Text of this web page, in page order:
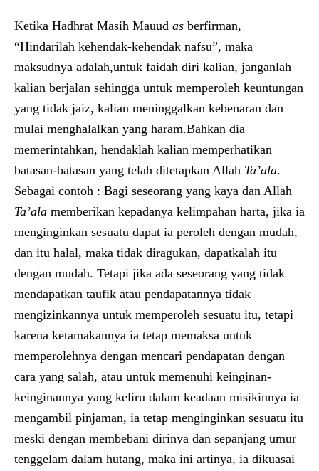
Ketika Hadhrat Masih Mauud as berfirman,
“Hindarilah kehendak-kehendak nafsu”, maka
maksudnya adalah,untuk faidah diri kalian, janganlah
kalian berjalan sehingga untuk memperoleh keuntungan
yang tidak jaiz, kalian meninggalkan kebenaran dan
mulai menghalalkan yang haram.Bahkan dia
memerintahkan, hendaklah kalian memperhatikan
batasan-batasan yang telah ditetapkan Allah Ta’ala.
Sebagai contoh : Bagi seseorang yang kaya dan Allah
Ta’ala memberikan kepadanya kelimpahan harta, jika ia
menginginkan sesuatu dapat ia peroleh dengan mudah,
dan itu halal, maka tidak diragukan, dapatkalah itu
dengan mudah. Tetapi jika ada seseorang yang tidak
mendapatkan taufik atau pendapatannya tidak
mengizinkannya untuk memperoleh sesuatu itu, tetapi
karena ketamakannya ia tetap memaksa untuk
memperolehnya dengan mencari pendapatan dengan
cara yang salah, atau untuk memenuhi keinginan-
keinginannya yang keliru dalam keadaan misikinnya ia
mengambil pinjaman, ia tetap menginginkan sesuatu itu
meski dengan membebani dirinya dan sepanjang umur
tenggelam dalam hutang, maka ini artinya, ia dikuasai